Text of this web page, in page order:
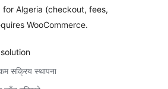
for Algeria (checkout, fees,
WooCommerce.
सक्रिय स्थापना